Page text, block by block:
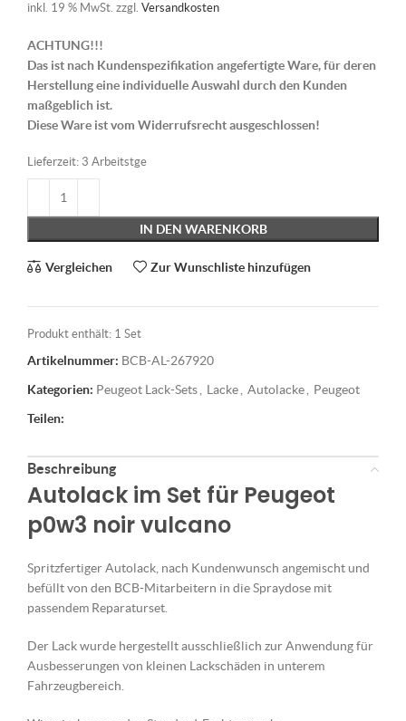
inkl. 19 % MwSt. zzgl. Versandkosten
ACHTUNG!!!
Das ist nach Kundenspezifikation angefertigte Ware, für deren
Herstellung eine individuelle Auswahl durch den Kunden
maßgeblich ist.
Diese Ware ist vom Widerrufsrecht ausgeschlossen!
Lieferzeit: 3 Arbeitstge
IN DEN WARENKORB
Vergleichen Zur Wunschliste hinzufügen
Produkt enthält: 1 Set
Artikelnummer: BCB-AL-267920
Kategorien: Peugeot Lack-Sets, Lacke, Autolacke, Peugeot
Teilen:
Beschreibung
Autolack im Set für Peugeot
p0w3 noir vulcano
Spritzfertiger Autolack, nach Kundenwunsch angemischt und
befüllt von den BCB-Mitarbeitern in die Spraydose mit
passendem Reparaturset.
Der Lack wurde hergestellt ausschließlich zur Anwendung für
Ausbesserungen von kleinen Lackschäden in unterem
Fahrzeugbereich.